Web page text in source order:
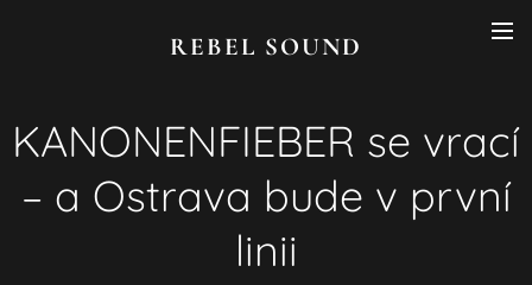
REBEL SOUND
KANONENFIEBER se vrací
– a Ostrava bude v první
linii